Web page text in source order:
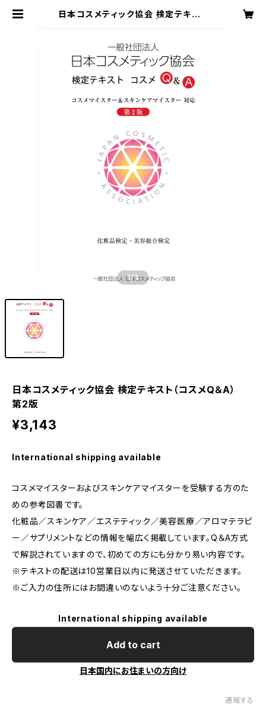
日本コスメティック協会 検定テキスト
1/1
日本コスメティック協会 検定テキスト（コスメQ＆A）
第2版
¥3,143
International shipping available
コスメマイスターおよびスキンケアマイスターを受験する方のた
めの参考図書です。
化粧品／スキンケア／エステティック／美容医療／アロマテラピ
ー／サプリメントなどの情報を幅広く掲載しています。Q＆A方式
で解説されていますので、初めての方にも分かり易い内容です。
※テキストの配送は10営業日以内に発送させていただきます。
※ご入力の住所にはお間違いのないよう十分ご注意ください。
International shipping available
Add to cart
日本国内にお住まいの方向け
通報する